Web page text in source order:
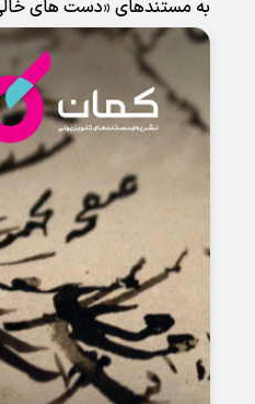
به مستندهای «دست های
«نقش به دیوار»، «پاپلی»،
«مردمان نیمه جان»